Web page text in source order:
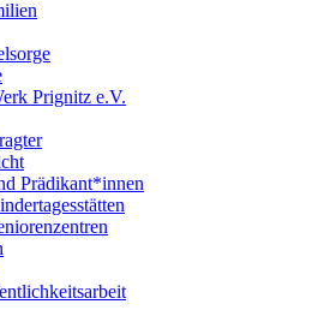
Prignitz e.V.
Prädikant*innen